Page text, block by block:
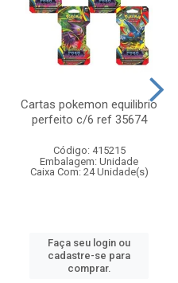
Cartas pokemon equilibrio
perfeito c/6 ref 35674
Código: 415215
Embalagem: Unidade
Caixa Com: 24 Unidade(s)
Faça seu login ou
cadastre-se para
comprar.